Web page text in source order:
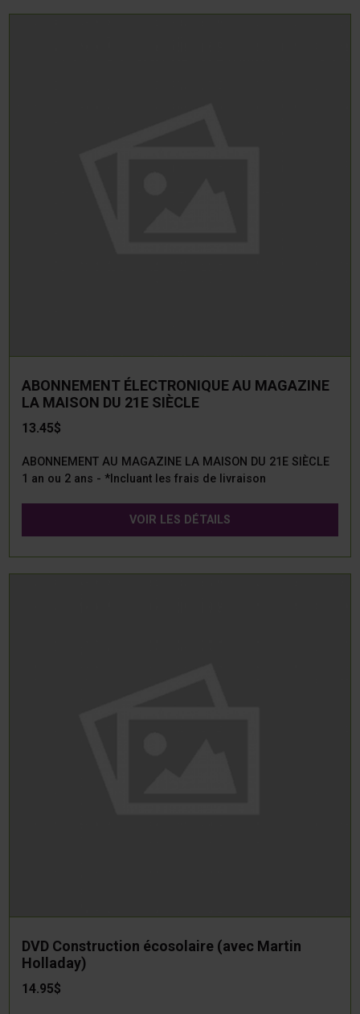
ABONNEMENT ÉLECTRONIQUE AU MAGAZINE
LA MAISON DU 21E SIÈCLE
13.45$
ABONNEMENT AU MAGAZINE LA MAISON DU 21E SIÈCLE
1 an ou 2 ans - *Incluant les frais de livraison
VOIR LES DÉTAILS
DVD Construction écosolaire (avec Martin
Holladay)
14.95$